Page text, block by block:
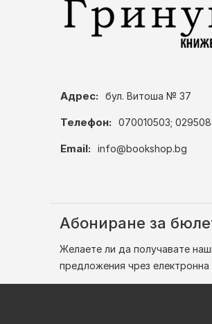
Адрес: бул. Витоша № 37
Телефон: 070010503;
Email: info@bookshop.bg
Абониране за
Желаете ли да получавате
предложения чрез